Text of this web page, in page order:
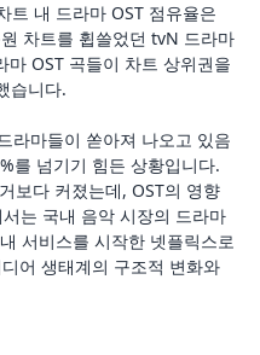
트 내 드라마 OST 점유율은
차트를 휩쓸었던 tvN 드라마
마 OST 곡들이 차트 상위권을
습니다.
라마들이 쏟아져 나오고 있음
를 넘기기 힘든 상황입니다.
보다 커졌는데, OST의 영향
는 국내 음악 시장의 드라마
서비스를 시작한 넷플릭스로
어 생태계의 구조적 변화와